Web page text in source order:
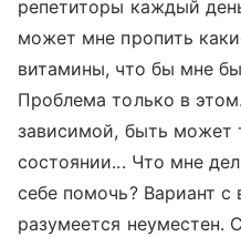
репетиторы каждый
может мне пропить
витамины, что бы мне
Проблема только в
зависимой, быть может
состоянии... Что мне
себе помочь? Вариант
разумеется неуместен.